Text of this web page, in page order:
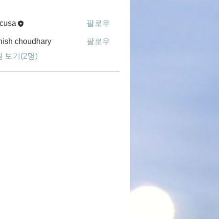
팔로우
choudhary
팔로우
보기(2명)